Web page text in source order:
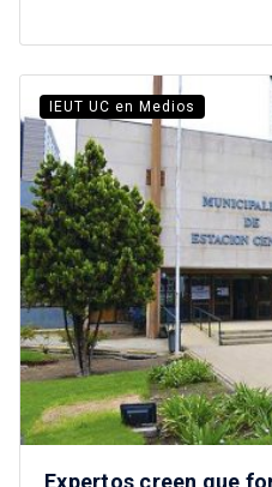
IEUT UC en Medios
Expertos creen que